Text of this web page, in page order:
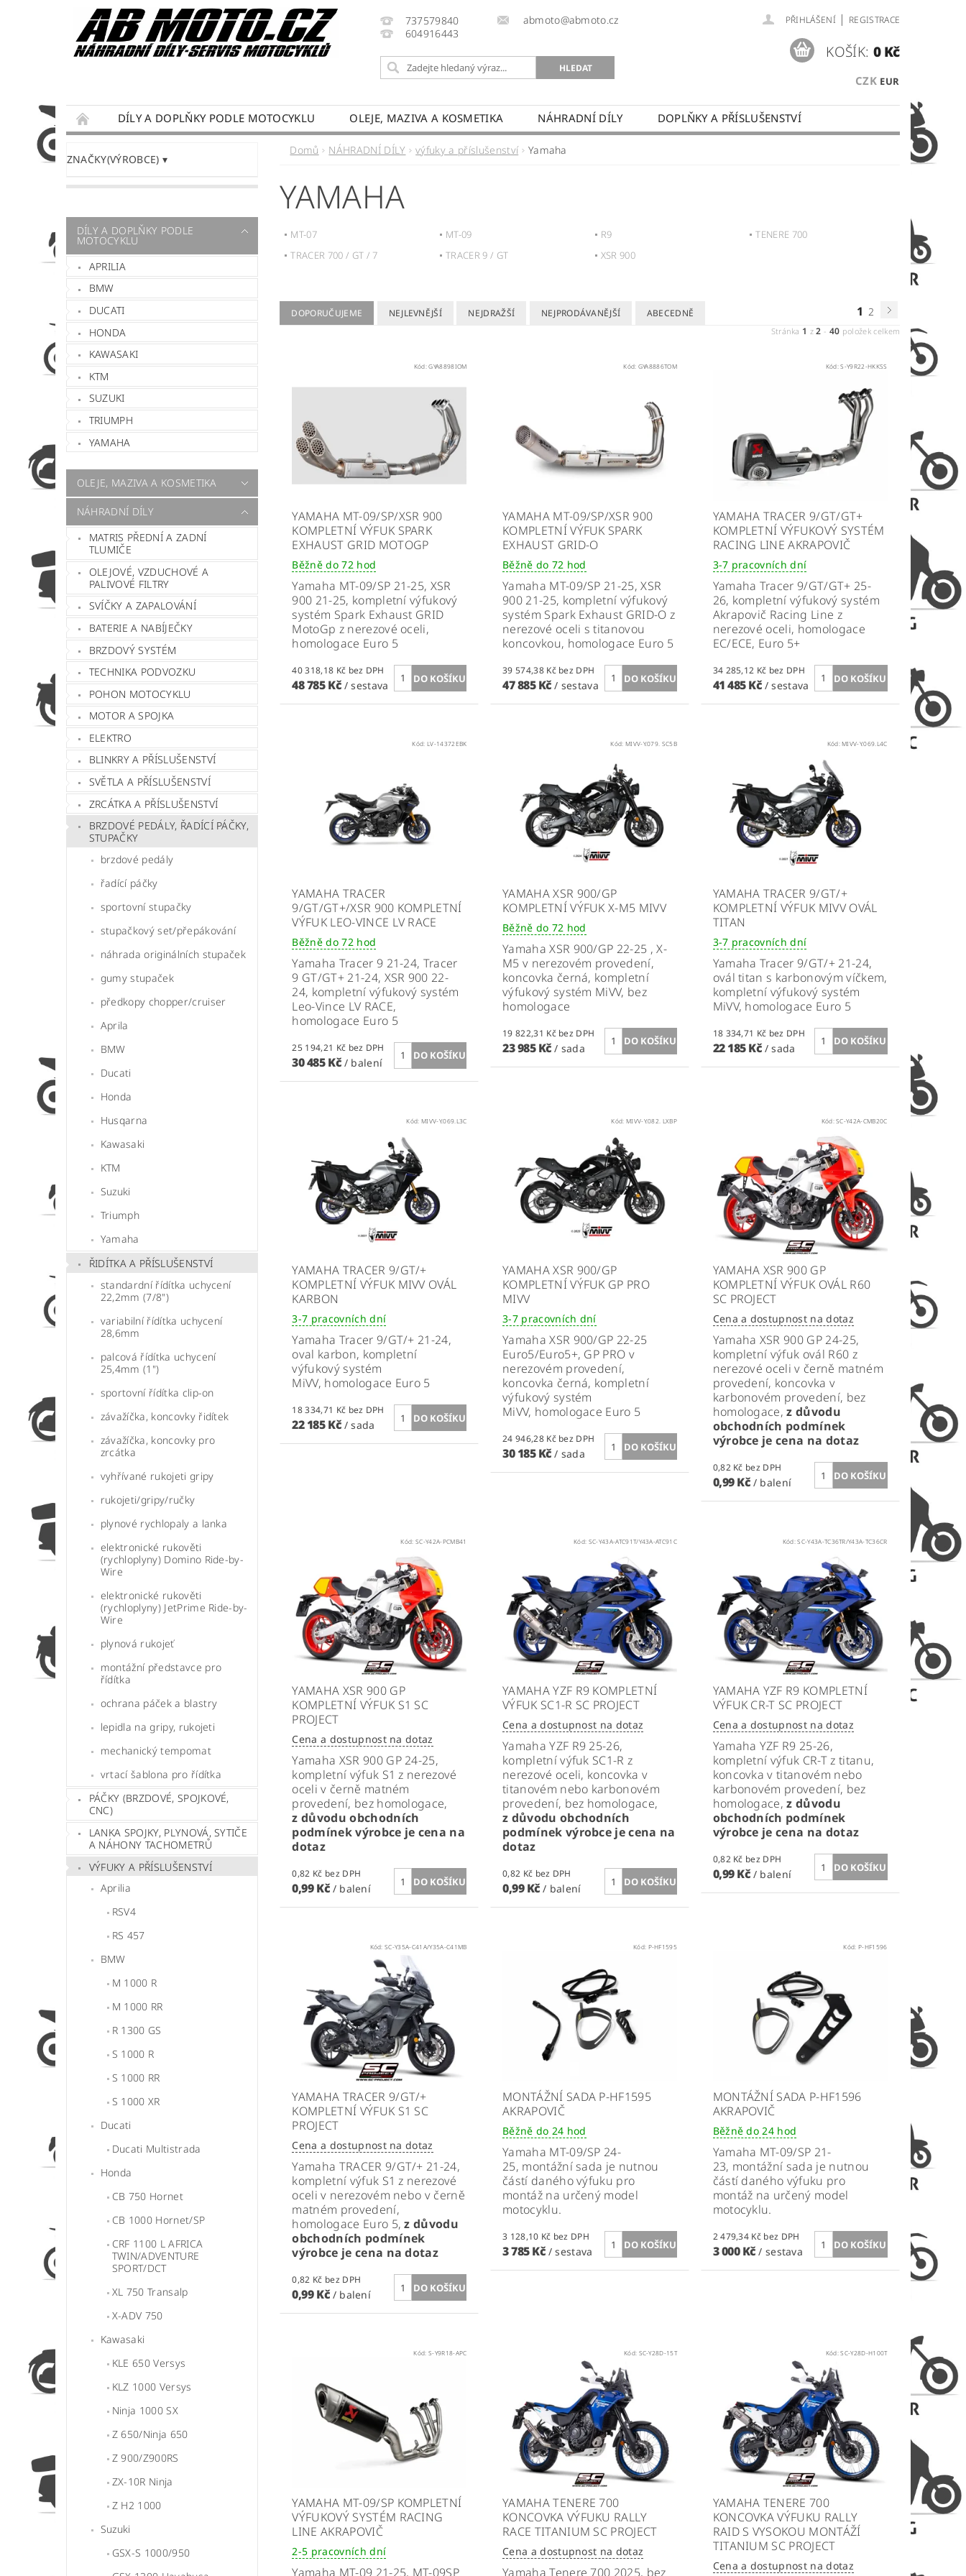
737579840
604916443
abmoto@abmoto.cz PŘIHLÁŠENÍ | REGISTRACE
CZK EUR
KOŠÍK: 0 Kč
DÍLY A DOPLŇKY PODLE MOTOCYKLU OLEJE, MAZIVA A KOSMETIKA NÁHRADNÍ DÍLY
DOPLŇKY A PŘÍSLUŠENSTVÍ
SERVIS MOTOCYKLŮ KONTAKT NAPIŠTE NÁM
PODMÍNKY OCHRANY OSOBNÍCH ÚDAJŮ
ZNAČKY(VÝROBCE)
DÍLY A DOPLŇKY PODLE
MOTOCYKLU
APRILIA
BMW
DUCATI
HONDA
KAWASAKI
KTM
SUZUKI
TRIUMPH
YAMAHA
OLEJE, MAZIVA A KOSMETIKA
NÁHRADNÍ DÍLY
MATRIS PŘEDNÍ A ZADNÍ
TLUMIČE
OLEJOVÉ, VZDUCHOVÉ A
PALIVOVÉ FILTRY
SVÍČKY A ZAPALOVÁNÍ
BATERIE A NABÍJEČKY
BRZDOVÝ SYSTÉM
TECHNIKA PODVOZKU
POHON MOTOCYKLU
MOTOR A SPOJKA
ELEKTRO
BLINKRY A PŘÍSLUŠENSTVÍ
SVĚTLA A PŘÍSLUŠENSTVÍ
ZRCÁTKA A PŘÍSLUŠENSTVÍ
BRZDOVÉ PEDÁLY, ŘADÍCÍ PÁČKY,
STUPAČKY
brzdové pedály
řadící páčky
sportovní stupačky
stupačkový set/přepákování
náhrada originálních stupaček
gumy stupaček
předkopy chopper/cruiser
Aprila
BMW
Ducati
Honda
Husqarna
Kawasaki
KTM
Suzuki
Triumph
Yamaha
ŘIDÍTKA A PŘÍSLUŠENSTVÍ
standardní řídítka uchycení
22,2mm (7/8")
variabilní řídítka uchycení
28,6mm
palcová řídítka uchycení
25,4mm (1")
sportovní řídítka clip-on
závažíčka, koncovky řidítek
závažíčka, koncovky pro
zrcátka
vyhřívané rukojeti gripy
rukojeti/gripy/ručky
plynové rychlopaly a lanka
elektronické rukověti
(rychloplyny) Domino Ride-by-
Wire
elektronické rukověti
(rychloplyny) JetPrime Ride-by-
Wire
plynová rukojeť
montážní představce pro
řídítka
ochrana páček a blastry
lepidla na gripy, rukojeti
mechanický tempomat
vrtací šablona pro řídítka
PÁČKY (BRZDOVÉ, SPOJKOVÉ,
CNC)
LANKA SPOJKY, PLYNOVÁ, SYTIČE
A NÁHONY TACHOMETRŮ
VÝFUKY A PŘÍSLUŠENSTVÍ
Aprilia
RSV4
RS 457
BMW
M 1000 R
M 1000 RR
R 1300 GS
S 1000 R
S 1000 RR
S 1000 XR
Ducati
Ducati Multistrada
Honda
CB 750 Hornet
CB 1000 Hornet/SP
CRF 1100 L AFRICA
TWIN/ADVENTURE
SPORT/DCT
XL 750 Transalp
X-ADV 750
Kawasaki
KLE 650 Versys
KLZ 1000 Versys
Ninja 1000 SX
Z 650/Ninja 650
Z 900/Z900RS
ZX-10R Ninja
Z H2 1000
Suzuki
GSX-S 1000/950
Domů NÁHRADNÍ DÍLY výfuky a příslušenství Yamaha
YAMAHA
MT-07 MT-09 R9
TENERE 700
TRACER 700 / GT / 7
TRACER 9 / GT XSR 900
DOPORUČUJEME NEJLEVNĚJŠÍ NEJDRAŽŠÍ NEJPRODÁVANĚJŠÍ ABECEDNĚ 1 2
Stránka 1 z2 - 40 položek celkem
Kód:GYA8898IOM
YAMAHA MT-09/SP/XSR 900
KOMPLETNÍ VÝFUK SPARK
EXHAUST GRID MOTOGP
Běžně do 72 hod
Yamaha MT-09/SP 21-25, XSR
900 21-25, kompletní výfukový
systém Spark Exhaust GRID
MotoGp z nerezové oceli,
homologace Euro 5
40 318,18 Kč bez DPH
48 785 Kč / sestava
Kód: GYA8886TOM
YAMAHA MT-09/SP/XSR 900
KOMPLETNÍ VÝFUK SPARK
EXHAUST GRID-O
Běžně do 72 hod
Yamaha MT-09/SP 21-25, XSR
900 21-25, kompletní výfukový
systém Spark Exhaust GRID-O z
nerezové oceli s titanovou
koncovkou, homologace Euro 5
39 574,38 Kč bez DPH
47 885 Kč/ sestava
Kód:S-Y9R22-HKKSS
YAMAHA TRACER 9/GT/GT+
KOMPLETNÍ VÝFUKOVÝ SYSTÉM
RACING LINE AKRAPOVIČ
3-7 pracovních dní
Yamaha Tracer 9/GT/GT+ 25-
26, kompletní výfukový systém
Akrapovič Racing Line z
nerezové oceli, homologace
EC/ECE, Euro 5+
34 285,12 Kč bez DPH
41 485 Kč / sestava
Kód: LV-14372EBK
YAMAHA TRACER
9/GT/GT+/XSR 900 KOMPLETNÍ
VÝFUK LEO-VINCE LV RACE
Běžně do 72 hod
Yamaha Tracer 9 21-24, Tracer
9 GT/GT+ 21-24, XSR 900 22-
24, kompletní výfukový systém
Leo-Vince LV RACE,
homologace Euro 5
25 194,21 Kč bez DPH
30 485 Kč / balení
Kód: MIVV-Y.079. SC5B
YAMAHA XSR 900/GP
KOMPLETNÍ VÝFUK X-M5 MIVV
Běžně do 72 hod
Yamaha XSR 900/GP 22-25 , X-
M5 v nerezovém provedení,
koncovka černá, kompletní
výfukový systém MiVV, bez
homologace
19 822,31 Kč bez DPH
23 985 Kč/ sada
Kód:MIVV-Y.069.L4C
YAMAHA TRACER 9/GT/+
KOMPLETNÍ VÝFUK MIVV OVÁL
TITAN
3-7 pracovních dní
Yamaha Tracer 9/GT/+ 21-24,
ovál titan s karbonovým víčkem,
kompletní výfukový systém
MiVV, homologace Euro 5
18 334,71 Kč bez DPH
22 185 Kč / sada
Kód: MIVV-Y.069.L3C
YAMAHA TRACER 9/GT/+
KOMPLETNÍ VÝFUK MIVV OVÁL
KARBON
3-7 pracovních dní
Yamaha Tracer 9/GT/+ 21-24,
oval karbon, kompletní
výfukový systém
MiVV, homologace Euro 5
18 334,71 Kč bez DPH
22 185 Kč / sada
Kód: MIVV-Y.082. LXBP
YAMAHA XSR 900/GP
KOMPLETNÍ VÝFUK GP PRO
MIVV
3-7 pracovních dní
Yamaha XSR 900/GP 22-25
Euro5/Euro5+, GP PRO v
nerezovém provedení,
koncovka černá, kompletní
výfukový systém
MiVV, homologace Euro 5
24 946,28 Kč bez DPH
30 185 Kč/ sada
Kód:SC-Y42A-CMB20C
YAMAHA XSR 900 GP
KOMPLETNÍ VÝFUK OVÁL R60
SC PROJECT
Cena a dostupnost na dotaz
Yamaha XSR 900 GP 24-25,
kompletní výfuk ovál R60 z
nerezové oceli v černě matném
provedení, koncovka v
karbonovém provedení, bez
homologace,z důvodu
obchodních podmínek
výrobce je cena na dotaz
0,82 Kč bez DPH
0,99 Kč / balení
Kód: SC-Y42A-PCMB41
YAMAHA XSR 900 GP
KOMPLETNÍ VÝFUK S1 SC
PROJECT
Cena a dostupnost na dotaz
Yamaha XSR 900 GP 24-25,
kompletní výfuk S1 z nerezové
oceli v černě matném
provedení, bez homologace,
z důvodu obchodních
podmínek výrobce je cena na
dotaz
0,82 Kč bez DPH
0,99 Kč / balení
Kód: SC-Y43A-ATC91T/Y43A-ATC91C
YAMAHA YZF R9 KOMPLETNÍ
VÝFUK SC1-R SC PROJECT
Cena a dostupnost na dotaz
Yamaha YZF R9 25-26,
kompletní výfuk SC1-R z
nerezové oceli, koncovka v
titanovém nebo karbonovém
provedení, bez homologace,
z důvodu obchodních
podmínek výrobce je cena na
dotaz
0,82 Kč bez DPH
0,99 Kč/ balení
Kód:SC-Y43A-TC36TR/Y43A-TC36CR
YAMAHA YZF R9 KOMPLETNÍ
VÝFUK CR-T SC PROJECT
Cena a dostupnost na dotaz
Yamaha YZF R9 25-26,
kompletní výfuk CR-T z titanu,
koncovka v titanovém nebo
karbonovém provedení, bez
homologace,z důvodu
obchodních podmínek
výrobce je cena na dotaz
0,82 Kč bez DPH
0,99 Kč / balení
Kód:SC-Y35A-C41A/Y35A-C41MB
YAMAHA TRACER 9/GT/+
KOMPLETNÍ VÝFUK S1 SC
PROJECT
Cena a dostupnost na dotaz
Yamaha TRACER 9/GT/+ 21-24,
kompletní výfuk S1 z nerezové
oceli v nerezovém nebo v černě
matném provedení,
homologace Euro 5,z důvodu
obchodních podmínek
výrobce je cena na dotaz
0,82 Kč bez DPH
0,99 Kč / balení
Kód: P-HF1595
MONTÁŽNÍ SADA P-HF1595
AKRAPOVIČ
Běžně do 24 hod
Yamaha MT-09/SP 24-
25, montážní sada je nutnou
částí daného výfuku pro
montáž na určený model
motocyklu.
3 128,10 Kč bez DPH
3 785 Kč / sestava
Kód:P-HF1596
MONTÁŽNÍ SADA P-HF1596
AKRAPOVIČ
Běžně do 24 hod
Yamaha MT-09/SP 21-
23, montážní sada je nutnou
částí daného výfuku pro
montáž na určený model
motocyklu.
2 479,34 Kč bez DPH
3 000 Kč/ sestava
Kód: S-Y9R18-APC
YAMAHA MT-09/SP KOMPLETNÍ
VÝFUKOVÝ SYSTÉM RACING
LINE AKRAPOVIČ
2-5 pracovních dní
Yamaha MT-09 21-25, MT-09SP
Kód: SC-Y28D-15T
YAMAHA TENERE 700
KONCOVKA VÝFUKU RALLY
RACE TITANIUM SC PROJECT
Cena a dostupnost na dotaz
Yamaha Tenere 700 2025, bez
Kód:SC-Y28D-H100T
YAMAHA TENERE 700
KONCOVKA VÝFUKU RALLY
RAID S VYSOKOU MONTÁŽÍ
TITANIUM SC PROJECT
Cena a dostupnost na dotaz